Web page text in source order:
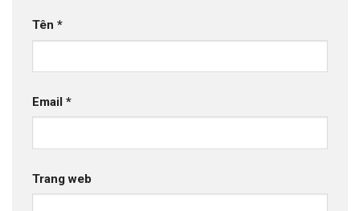
Tên *
Email *
Trang web